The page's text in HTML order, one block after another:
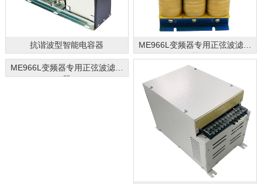
抗谐波型智能电容器
ME966L变频器专用正弦波滤波
器
ME966L变频器专用正弦波滤波
器